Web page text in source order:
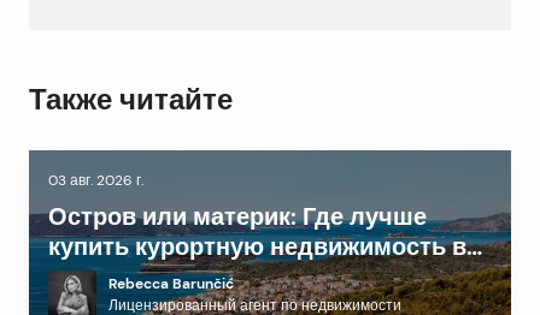
Также читайте
03 авг. 2026 г.
Остров или материк: Где лучше
купить курортную недвижимость в
Далмации?
Rebecca Barunčić
Лицензированный агент по недвижимости